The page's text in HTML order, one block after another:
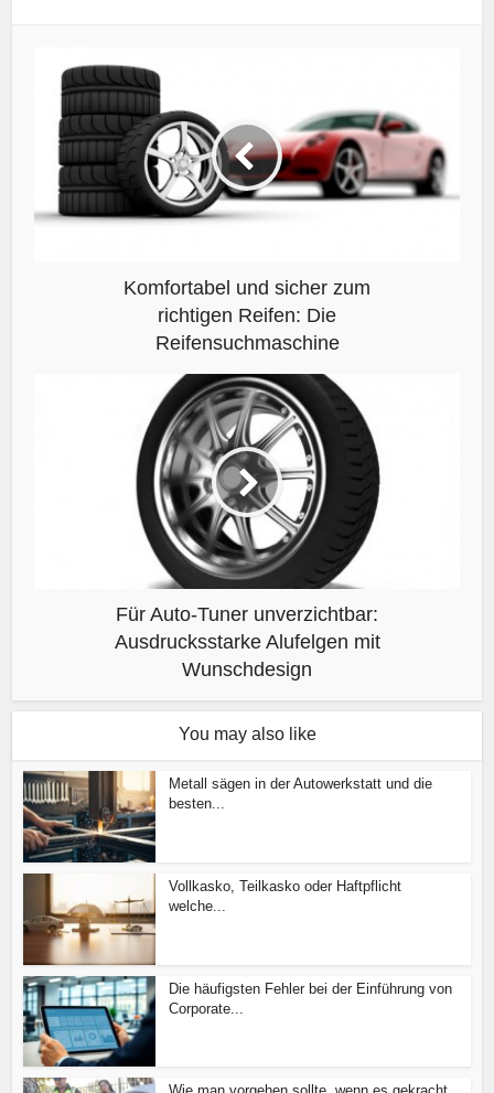
Komfortabel und sicher zum
richtigen Reifen: Die
Reifensuchmaschine
Für Auto-Tuner unverzichtbar:
Ausdrucksstarke Alufelgen mit
Wunschdesign
You may also like
Metall sägen in der Autowerkstatt und die
besten...
Vollkasko, Teilkasko oder Haftpflicht
welche...
Die häufigsten Fehler bei der Einführung von
Corporate...